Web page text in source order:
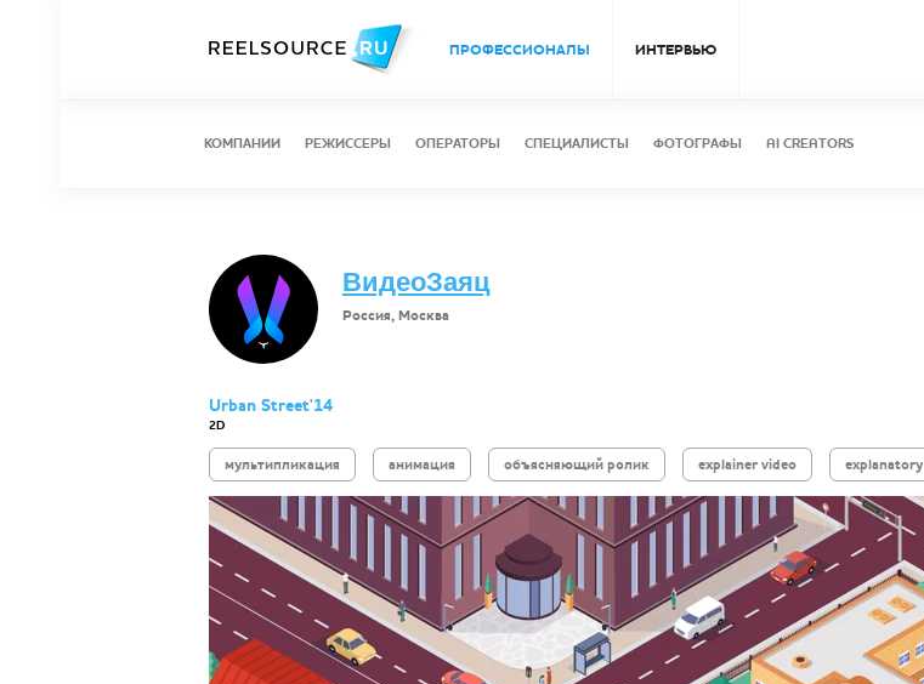
ПРОФЕССИОНАЛЫ ИНТЕРВЬЮ
КОМПАНИИ РЕЖИССЕРЫ ОПЕРАТОРЫ СПЕЦИАЛИСТЫ ФОТОГРАФЫ AI CREATORS
ВидеоЗаяц
Россия, Москва
Urban Street'14
2D
мультипликация анимация объясняющий ролик explainer video explanatory